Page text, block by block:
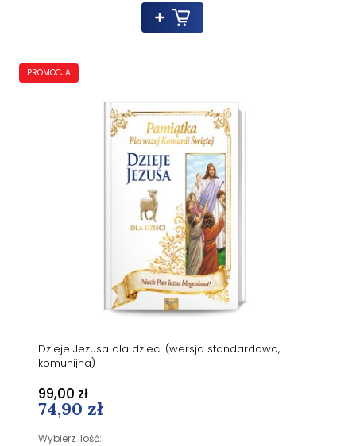
Dzieje Jezusa dla dzieci (wersja standardowa,
komunijna)
74,90 zł
Wybierz ilość:
99,00 zł
PROMOCJA